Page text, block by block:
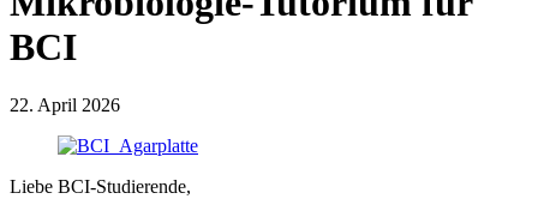
BCI
22. April 2026
Liebe BCI-Studierende,